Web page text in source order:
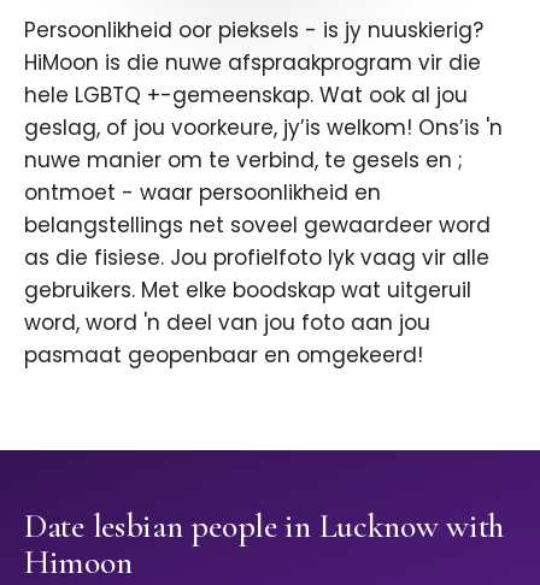
Persoonlikheid oor pieksels - is jy nuuskierig?
HiMoon is die nuwe afspraakprogram vir die
hele LGBTQ +-gemeenskap. Wat ook al jou
geslag, of jou voorkeure, jy’is welkom! Ons’is 'n
nuwe manier om te verbind, te gesels en ;
ontmoet - waar persoonlikheid en
belangstellings net soveel gewaardeer word
as die fisiese. Jou profielfoto lyk vaag vir alle
gebruikers. Met elke boodskap wat uitgeruil
word, word 'n deel van jou foto aan jou
pasmaat geopenbaar en omgekeerd!
Date lesbian people in Lucknow with
Himoon